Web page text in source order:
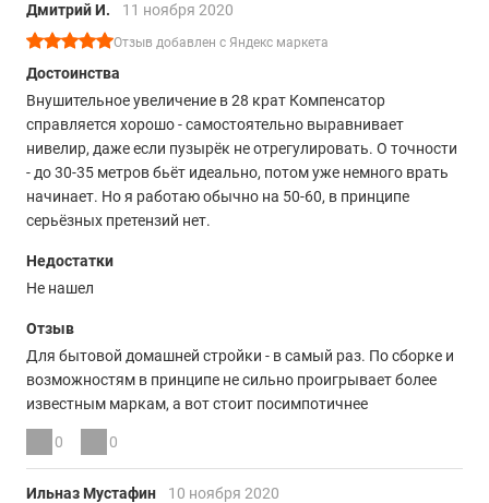
Дмитрий И. 11 ноября 2020
Отзыв добавлен с Яндекс маркета
Достоинства
Внушительное увеличение в 28 крат Компенсатор
справляется хорошо - самостоятельно выравнивает
нивелир, даже если пузырёк не отрегулировать. О точности
- до 30-35 метров бьёт идеально, потом уже немного врать
начинает. Но я работаю обычно на 50-60, в принципе
серьёзных претензий нет.
Недостатки
Не нашел
Отзыв
Для бытовой домашней стройки - в самый раз. По сборке и
возможностям в принципе не сильно проигрывает более
известным маркам, а вот стоит посимпотичнее
0 0
Ильназ Мустафин 10 ноября 2020